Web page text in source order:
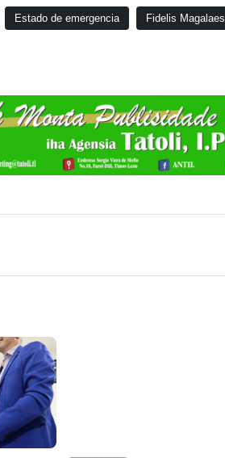
Estado de emergencia Fidelis Magalaes